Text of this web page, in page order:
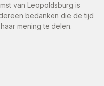
van Leopoldsburg is
bedanken die de tijd
mening te delen.